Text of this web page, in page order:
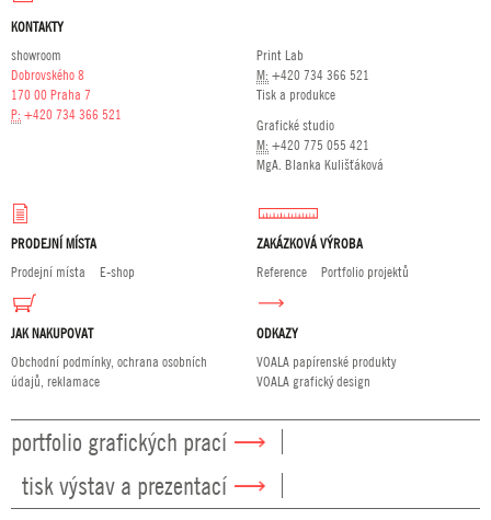
KONTAKTY
showroom
Dobrovského 8
170 00 Praha 7
P: +420 734 366 521
Print Lab
M: +420 734 366 521
Tisk a produkce
Grafické studio
M: +420 775 055 421
MgA. Blanka Kulišťáková
PRODEJNÍ MÍSTA
Prodejní místa
E-shop
ZAKÁZKOVÁ VÝROBA
Reference
Portfolio projektů
JAK NAKUPOVAT
Obchodní podmínky, ochrana osobních
údajů, reklamace
ODKAZY
VOALA papírenské produkty
VOALA grafický design
portfolio grafických prací
tisk výstav a prezentací